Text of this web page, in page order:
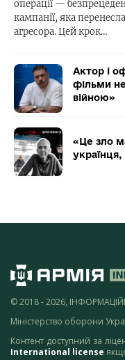
операції —
кампанії, яка
агресора. Цей крок…
Актор і
фільми
війною»
«Це зло
© 2018 - 2026,
Міністерство оборони
Контент доступний за
International license